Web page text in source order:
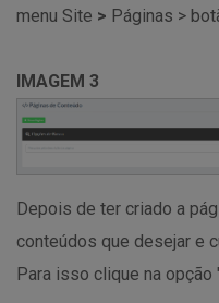
menu Site > Páginas >
IMAGEM 3
Depois de ter criado a
conteúdos que desejar e
Para isso clique na opção